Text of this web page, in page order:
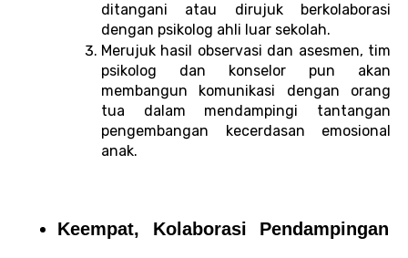
ditangani atau dirujuk berkolaborasi
dengan psikolog ahli luar sekolah.
Merujuk hasil observasi dan asesmen, tim
psikolog dan konselor pun akan
membangun komunikasi dengan orang
tua dalam mendampingi tantangan
pengembangan kecerdasan emosional
anak.
Keempat, Kolaborasi Pendampingan